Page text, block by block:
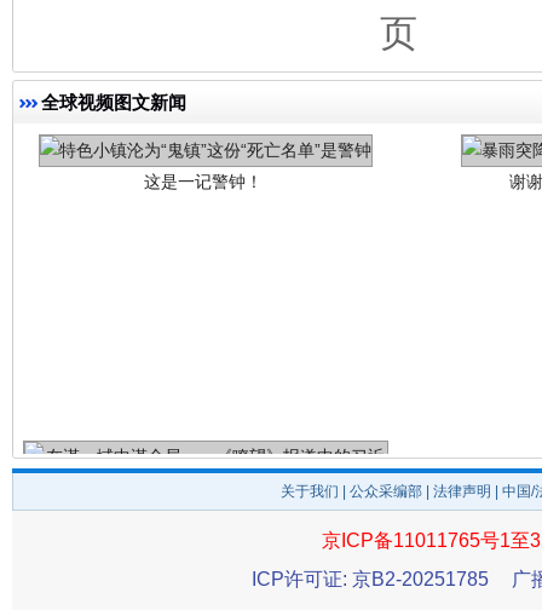
页
全球视频图文新闻
这是一记警钟！ 谢
关于我们 公众采编部 法律声明 | 中国
京ICP备11011765号1至
ICP许可证: 京B2-20251785
广